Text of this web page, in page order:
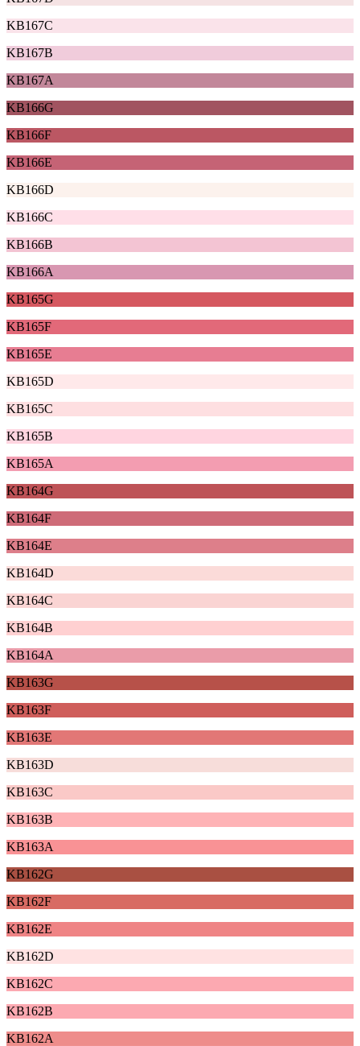
KB167C
KB167B
KB167A
KB166G
KB166F
KB166E
KB166D
KB166C
KB166B
KB166A
KB165G
KB165F
KB165E
KB165D
KB165C
KB165B
KB165A
KB164G
KB164F
KB164E
KB164D
KB164C
KB164B
KB164A
KB163G
KB163F
KB163E
KB163D
KB163C
KB163B
KB163A
KB162G
KB162F
KB162E
KB162D
KB162C
KB162B
KB162A